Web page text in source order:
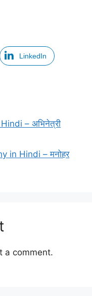
LinkedIn
– अभिनेत्री
in Hindi – मनोहर
a comment.